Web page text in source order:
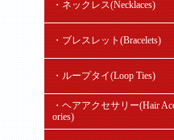
・ネックレス(Necklaces)
・ブレスレット(Bracelets)
・ループタイ(Loop Ties)
・ヘアアクセサリー(Hair
ories)